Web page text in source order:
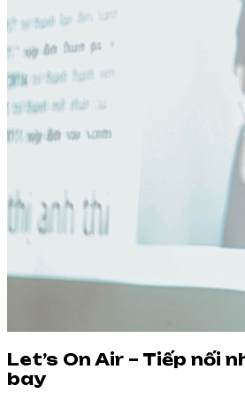
Let’s On Air – Tiếp nối
bay